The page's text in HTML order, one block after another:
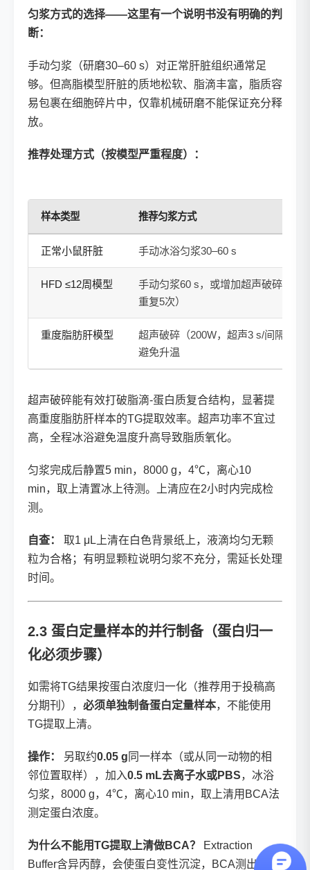
匀浆方式的选择——这里有一个说明书没有明确的判
断：
手动匀浆（研磨30–60 s）对正常肝脏组织通常足
够。但高脂模型肝脏的质地松软、脂滴丰富，脂质容
易包裹在细胞碎片中，仅靠机械研磨不能保证充分释
放。
推荐处理方式（按模型严重程度）：
样本类型 推荐匀浆方式
正常小鼠肝脏 手动冰浴匀浆30–60 s
HFD ≤12周模型
手动匀浆60 s，或增加超声破碎1–2
重复5次）
重度脂肪肝模型
超声破碎（200W，超声3 s/间隔7 s
避免升温
超声破碎能有效打破脂滴-蛋白质复合结构，显著提
高重度脂肪肝样本的TG提取效率。超声功率不宜过
高，全程冰浴避免温度升高导致脂质氧化。
匀浆完成后静置5 min，8000 g，4℃，离心10
min，取上清置冰上待测。上清应在2小时内完成检
测。
自查：
取1 μL上清在白色背景纸上，液滴均匀无颗
粒为合格；有明显颗粒说明匀浆不充分，需延长处理
时间。
2.3 蛋白定量样本的并行制备（蛋白归一
化必须步骤）
如需将TG结果按蛋白浓度归一化（推荐用于投稿高
分期刊）， 必须单独制备蛋白定量样本，不能使用
TG提取上清。
操作： 另取约0.05 g 同一样本（或从同一动物的相
邻位置取样），加入0.5 mL去离子水或PBS，冰浴
匀浆，8000 g，4℃，离心10 min，取上清用BCA法
测定蛋白浓度。
为什么不能用TG提取上清做BCA？
Extraction
Buffer含异丙醇，会使蛋白变性沉淀，BCA测出的蛋